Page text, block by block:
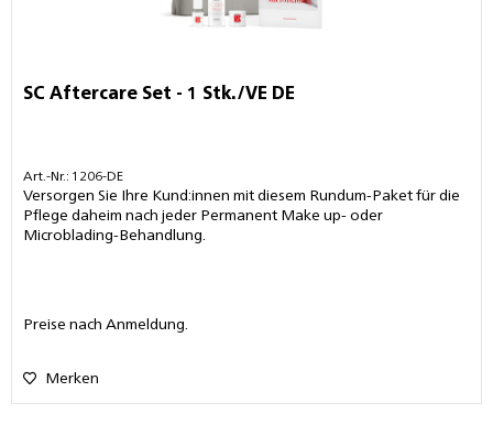
SC Aftercare Set - 1 Stk./VE DE
Art.-Nr.: 1206-DE
Versorgen Sie Ihre Kund:innen mit diesem Rundum-Paket für die
Pflege daheim nach jeder Permanent Make up- oder
Microblading-Behandlung.
Preise nach Anmeldung.
Merken